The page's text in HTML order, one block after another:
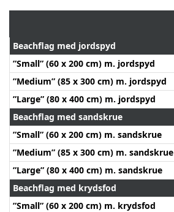
Beachflag med jordspyd
”Small” (60 x 200 cm) m. jordspyd
”Medium” (85 x 300 cm) m. jordspyd
”Large” (80 x 400 cm) m. jordspyd
Beachflag med sandskrue
”Small” (60 x 200 cm) m. sandskrue
”Medium” (85 x 300 cm) m. sandskrue
”Large” (80 x 400 cm) m. sandskrue
Beachflag med krydsfod
”Small” (60 x 200 cm) m. krydsfod